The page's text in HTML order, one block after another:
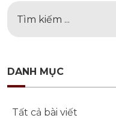
DANH MỤC
Tất cả bài viết